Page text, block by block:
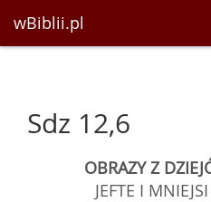
wBiblii.pl
Sdz 12,6
OBRAZY Z
JEFTE I